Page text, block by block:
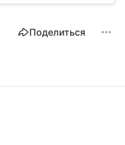
Поделиться